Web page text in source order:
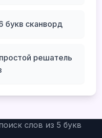
букв сканворд
решатель
слов из 5 букв